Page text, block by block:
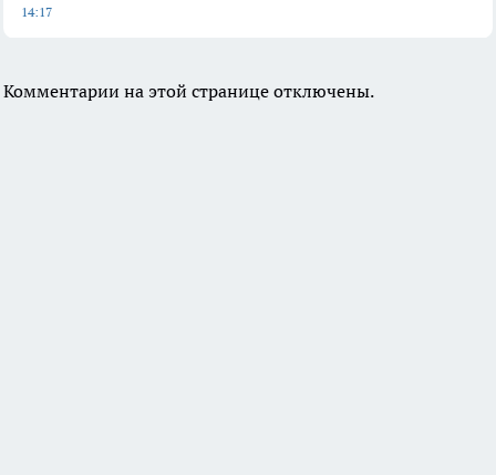
14:17
Комментарии на этой странице отключены.